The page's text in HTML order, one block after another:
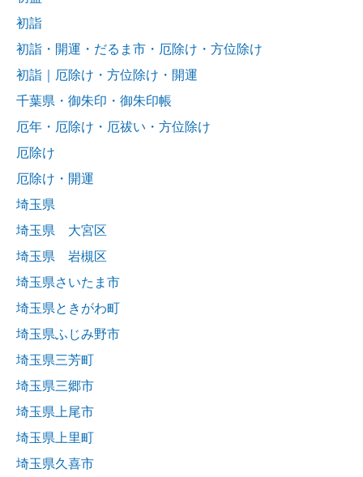
初詣
初詣・開運・だるま市・厄除け・方位除け
初詣｜厄除け・方位除け・開運
千葉県・御朱印・御朱印帳
厄年・厄除け・厄祓い・方位除け
厄除け
厄除け・開運
埼玉県
埼玉県 大宮区
埼玉県 岩槻区
埼玉県さいたま市
埼玉県ときがわ町
埼玉県ふじみ野市
埼玉県三芳町
埼玉県三郷市
埼玉県上尾市
埼玉県上里町
埼玉県久喜市